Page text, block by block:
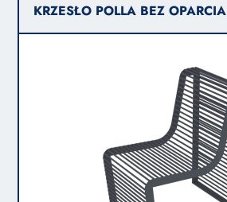
KRZESŁO POLLA BEZ OPARCIA